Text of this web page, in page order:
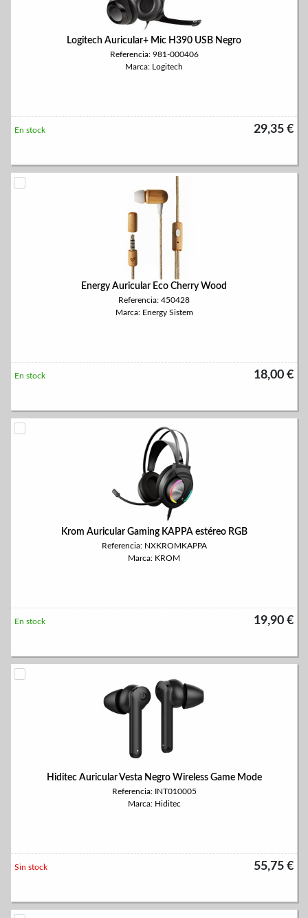
Logitech Auricular+ Mic H390 USB Negro
Referencia: 981-000406
Marca: Logitech
29,35 €
En stock
Energy Auricular Eco Cherry Wood
Referencia: 450428
Marca: Energy Sistem
18,00 €
En stock
Krom Auricular Gaming KAPPA estéreo RGB
Referencia: NXKROMKAPPA
Marca: KROM
19,90 €
En stock
Hiditec Auricular Vesta Negro Wireless Game Mode
Referencia: INT010005
Marca: Hiditec
55,75 €
Sin stock